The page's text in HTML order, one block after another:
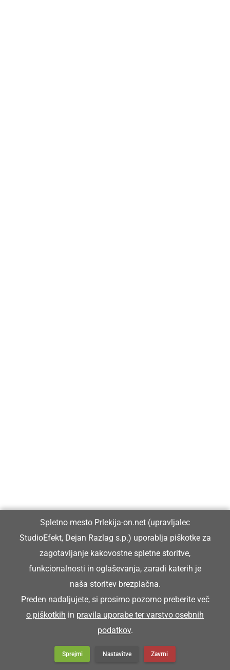
Spletno mesto Prlekija-on.net (upravljalec
StudioEfekt, Dejan Razlag s.p.) uporablja piškotke za
zagotavljanje kakovostne spletne storitve,
funkcionalnosti in oglaševanja, zaradi katerih je
naša storitev brezplačna.
Preden nadaljujete, si prosimo pozorno preberite več
o piškotkih in pravila uporabe ter varstvo osebnih
podatkov.
Sprejmi Nastavitve Zavrni